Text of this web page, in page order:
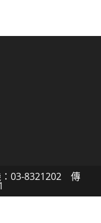
03-8321202 傳